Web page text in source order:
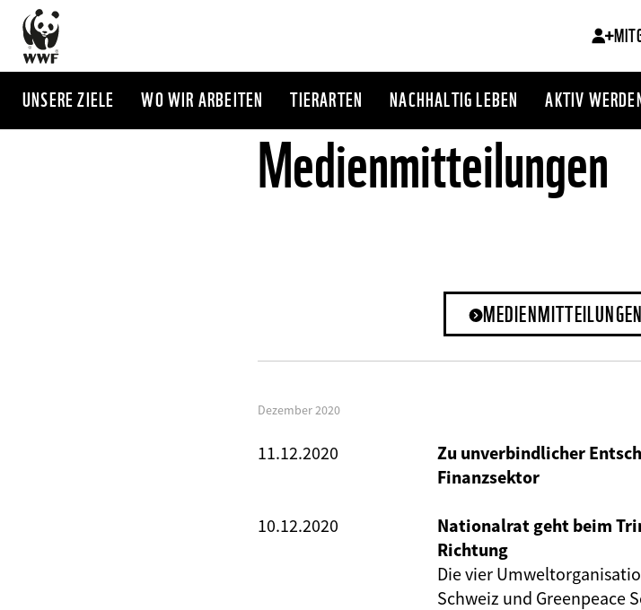
Direkt
zum
Inhalt
UNSERE ZIELE WO WIR ARBEITEN TIERARTEN NACHHALTIG LEBEN AKTIV
Medienmitteilungen
Dezember 2020
11.12.2020
Zu unverbindlicher
Finanzsektor
10.12.2020
Nationalrat geht beim
Richtung
Die vier
Schweiz und Greenpeace